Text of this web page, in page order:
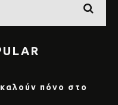
πόνο στο